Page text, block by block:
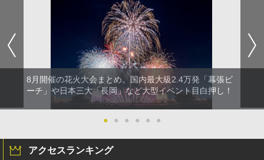
8月開催の花火大会まとめ。国内最大級2.4万発「幕張ビ
ーチ」や日本三大「長岡」など大型イベント目白押し！
● ● ● ● ● ●
アクセスランキング